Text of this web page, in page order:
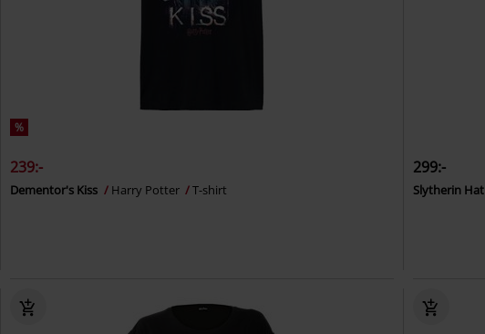
%
239:-
Dementor's Kiss Harry Potter T-shirt
299:-
Slytherin Hat